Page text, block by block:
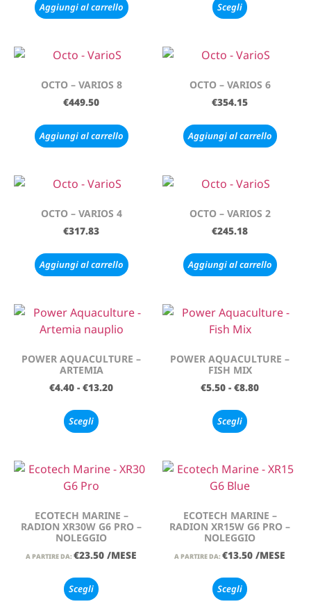
Aggiungi al carrello Scegli
OCTO – VARIOS 8
€449.50
Aggiungi al carrello
OCTO – VARIOS 6
€354.15
Aggiungi al carrello
OCTO – VARIOS 4
€317.83
Aggiungi al carrello
OCTO – VARIOS 2
€245.18
Aggiungi al carrello
POWER AQUACULTURE –
ARTEMIA
€4.40 - €13.20
Scegli
POWER AQUACULTURE –
FISH MIX
€5.50 - €8.80
Scegli
ECOTECH MARINE –
RADION XR30W G6 PRO –
NOLEGGIO
A PARTIRE DA: €23.50 /MESE
Scegli
ECOTECH MARINE –
RADION XR15W G6 PRO –
NOLEGGIO
A PARTIRE DA: €13.50 /MESE
Scegli